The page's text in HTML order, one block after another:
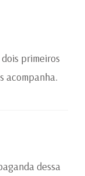
primeiros
acompanha.
dessa